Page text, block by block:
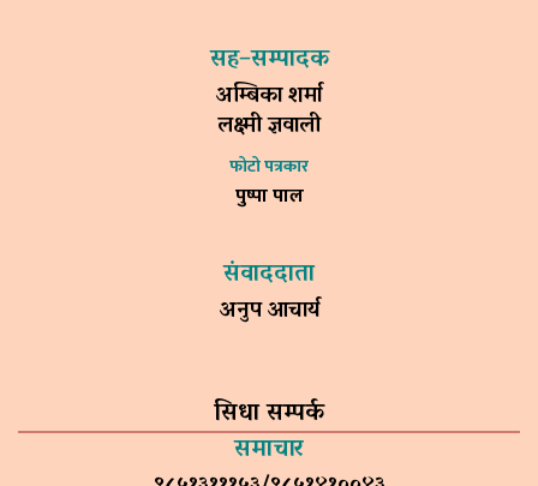
सह–सम्पादक
अम्बिका शर्मा
लक्ष्मी ज्ञवाली
फोटो पत्रकार
पुष्पा पाल
संवाददाता
अनुप आचार्य
सिधा सम्पर्क
समाचार